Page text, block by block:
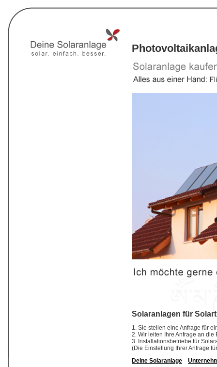
Solaranlagen für
1. Sie stellen eine Anfrage für
2. Wir leiten Ihre Anfrage an
3. Installationsbetriebe für
(Die Einstellung Ihrer Anfrage
Deine Solaranlage